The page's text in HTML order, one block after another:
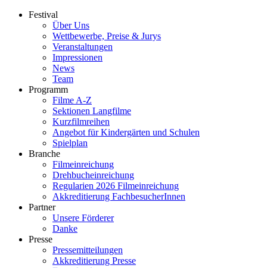
Festival
Über Uns
Wettbewerbe, Preise & Jurys
Veranstaltungen
Impressionen
News
Team
Programm
Filme A-Z
Sektionen Langfilme
Kurzfilmreihen
Angebot für Kindergärten und Schulen
Spielplan
Branche
Filmeinreichung
Drehbucheinreichung
Regularien 2026 Filmeinreichung
Akkreditierung FachbesucherInnen
Partner
Unsere Förderer
Danke
Presse
Pressemitteilungen
Akkreditierung Presse